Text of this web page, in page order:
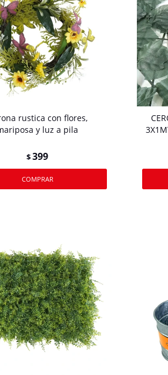
rustica con flores,
y luz a pila
$399